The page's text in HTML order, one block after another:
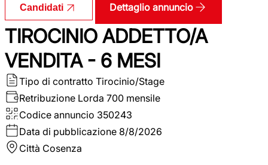
Candidati Dettaglio annuncio
TIROCINIO ADDETTO/A
VENDITA - 6 MESI
Tipo di contratto Tirocinio/Stage
Retribuzione Lorda 700 mensile
Codice annuncio 350243
Data di pubblicazione 8/8/2026
Città Cosenza